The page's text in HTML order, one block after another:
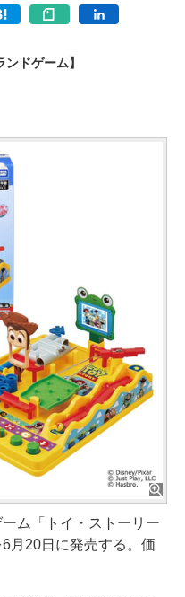
ドゲーム】
ム「トイ・ストーリー
月20日に発売する。価